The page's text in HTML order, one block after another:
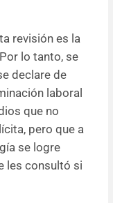
revisión es la
lo tanto, se
declare de
laboral
que no
pero que a
se logre
les consultó si